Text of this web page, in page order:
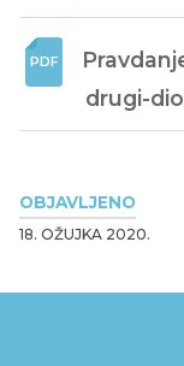
OBJAVLJENO
18. OŽUJKA 2020.
drugi-